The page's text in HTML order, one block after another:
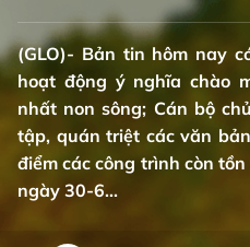
(GLO)- Bản tin hôm nay
hoạt động ý nghĩa chào
nhất non sông; Cán bộ
tập, quán triệt các văn
điểm các công trình còn
ngày 30-6...